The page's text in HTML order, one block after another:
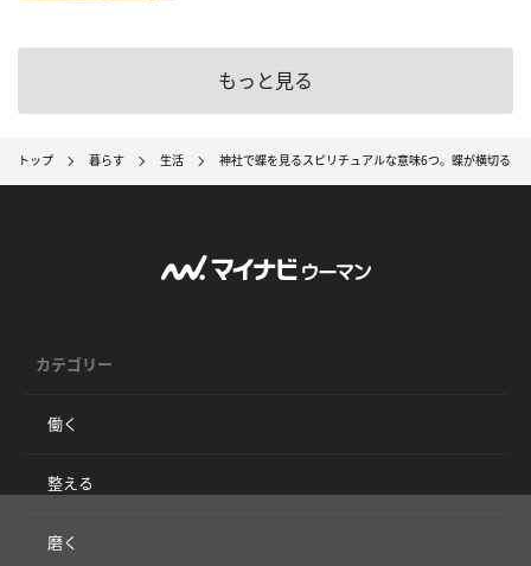
もっと見る
トップ 暮らす 生活 神社で蝶を見るスピリチュアルな意味6つ。蝶が横切る・
カテゴリー
働く
整える
磨く